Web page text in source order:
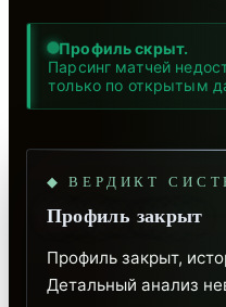
Профиль скрыт.
Парсинг матчей
только по открытым
◆ ВЕРДИКТ
Профиль закрыт
Профиль закрыт,
Детальный анализ